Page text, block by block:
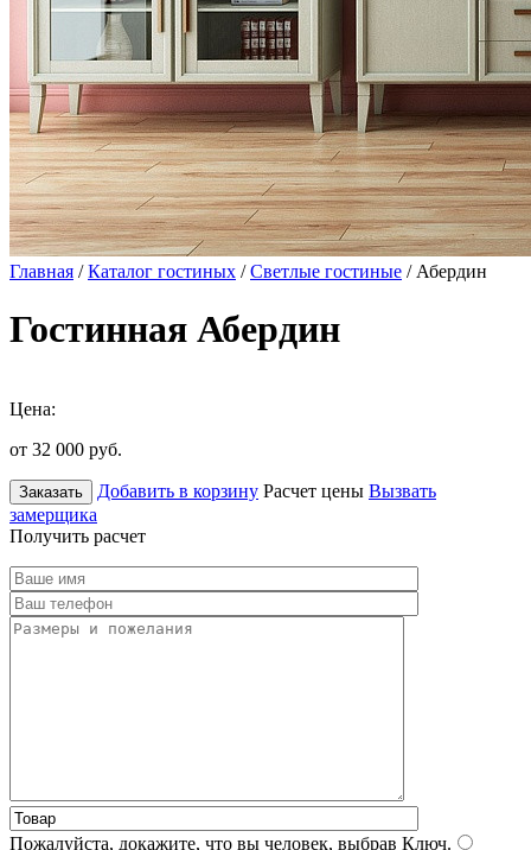
Главная /Каталог гостиных /Светлые гостиные / Абердин
Гостинная Абердин
Цена:
от 32 000 руб.
Заказать Добавить в корзину Расчет цены Вызвать
замерщика
Получить расчет
Пожалуйста, докажите, что вы человек, выбрав Ключ.